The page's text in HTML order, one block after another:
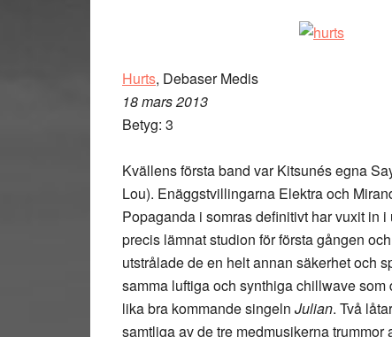
Hurts, Debaser Medis
18 mars 2013
Betyg: 3
Kvällens första band var Kitsunés egna
Lou). Enäggstvillingarna Elektra och
Popaganda i somras definitivt har vuxit in
precis lämnat studion för första gången
utstrålade de en helt annan säkerhet och
samma luftiga och synthiga chillwave som
lika bra kommande singeln Julian. Två
samtliga av de tre medmusikerna trummor